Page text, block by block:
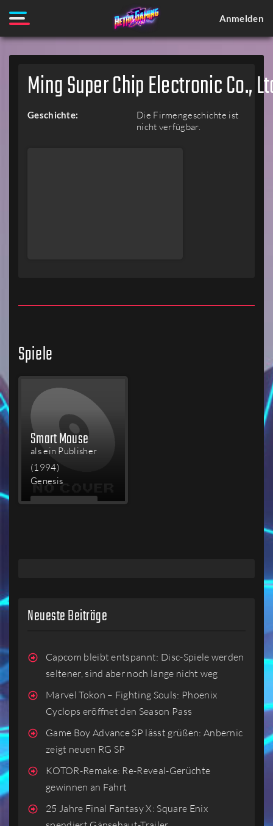
Anmelden
Ming Super Chip Electronic Co.,
Geschichte:
Die Firmengeschichte ist
nicht verfügbar.
Spiele
Smart Mouse
als ein Publisher
(1994)
Genesis
MEHR
Neueste Beiträge
Capcom bleibt entspannt: Disc-Spiele werden
seltener, sind aber noch lange nicht weg
Marvel Tokon – Fighting Souls: Phoenix
Cyclops eröffnet den Season Pass
Game Boy Advance SP lässt grüßen: Anbernic
zeigt neuen RG SP
KOTOR-Remake: Re-Reveal-Gerüchte
gewinnen an Fahrt
25 Jahre Final Fantasy X: Square Enix